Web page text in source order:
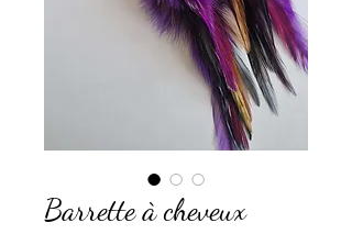
Barrette à cheveux